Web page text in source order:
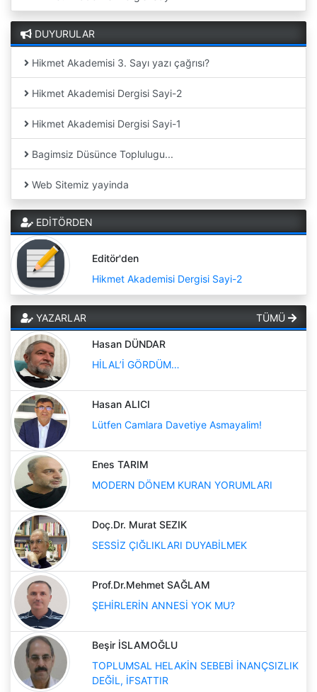
DUYURULAR
Hikmet Akademisi 3. Sayı yazı çağrısı?
Hikmet Akademisi Dergisi Sayi-2
Hikmet Akademisi Dergisi Sayi-1
Bagimsiz Düsünce Toplulugu...
Web Sitemiz yayinda
EDİTÖRDEN
Editör'den
Hikmet Akademisi Dergisi Sayi-2
YAZARLAR TÜMÜ
Hasan DÜNDAR
HİLAL’İ GÖRDÜM…
Hasan ALICI
Lütfen Camlara Davetiye Asmayalim!
Enes TARIM
MODERN DÖNEM KURAN YORUMLARI
Doç.Dr. Murat SEZIK
SESSİZ ÇIĞLIKLARI DUYABİLMEK
Prof.Dr.Mehmet SAĞLAM
ŞEHİRLERİN ANNESİ YOK MU?
Beşir İSLAMOĞLU
TOPLUMSAL HELAKİN SEBEBİ İNANÇSIZLIK
DEĞİL, İFSATTIR